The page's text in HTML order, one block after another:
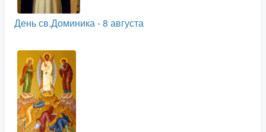
День св.Доминика - 8 августа